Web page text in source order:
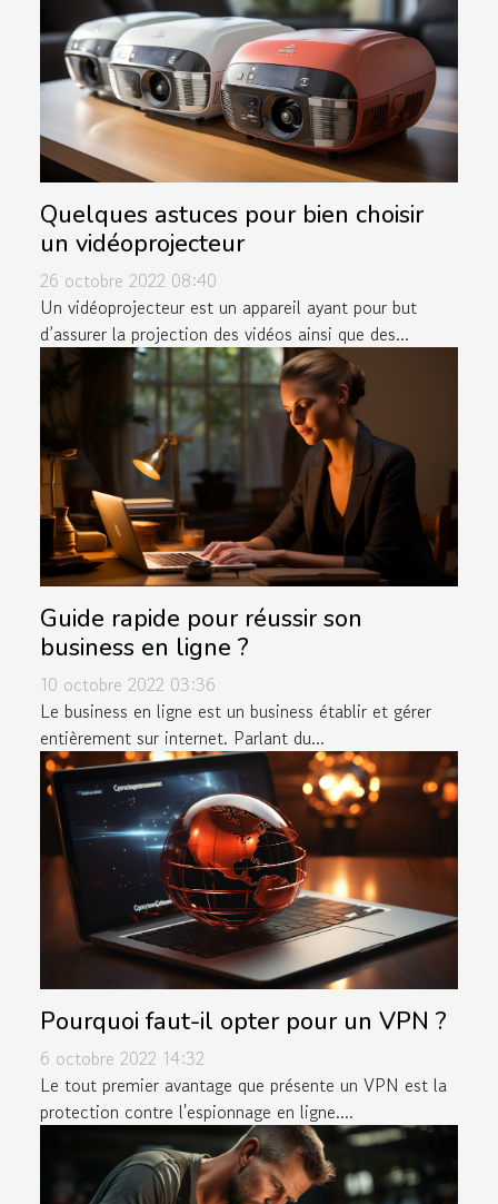
Quelques astuces pour bien choisir
un vidéoprojecteur
26 octobre 2022 08:40
Un vidéoprojecteur est un appareil ayant pour but
d’assurer la projection des vidéos ainsi que des...
Guide rapide pour réussir son
business en ligne ?
10 octobre 2022 03:36
Le business en ligne est un business établir et gérer
entièrement sur internet. Parlant du...
Pourquoi faut-il opter pour un VPN ?
6 octobre 2022 14:32
Le tout premier avantage que présente un VPN est la
protection contre l'espionnage en ligne....